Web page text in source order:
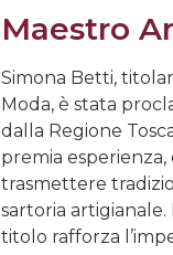
Maestro
Simona Betti,
Moda, è stata
dalla Regione
premia
trasmettere
sartoria
titolo rafforza